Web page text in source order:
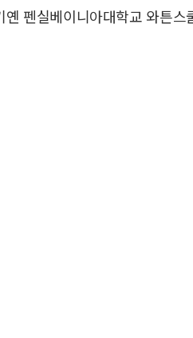
펜실베이니아대학교 와튼스